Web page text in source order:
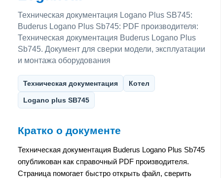
Техническая документация Logano Plus SB745:
Buderus Logano Plus Sb745: PDF производителя:
Техническая документация Buderus Logano Plus
Sb745. Документ для сверки модели, эксплуатации
и монтажа оборудования
Техническая документация Котел
Logano plus SB745
Кратко о документе
Техническая документация Buderus Logano Plus Sb745
опубликован как справочный PDF производителя.
Страница помогает быстро открыть файл, сверить